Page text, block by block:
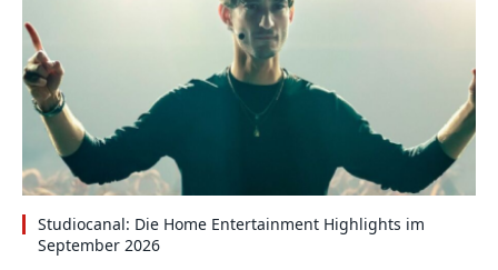
Studiocanal: Die Home Entertainment Highlights im
September 2026